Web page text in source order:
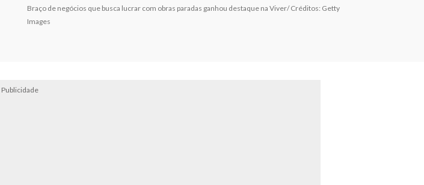
Braço de negócios que busca lucrar com obras paradas ganhou destaque na Viver/ Créditos: Getty
Images
Publicidade